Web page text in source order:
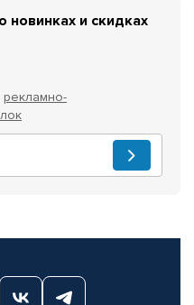
и скидках
рекламно-